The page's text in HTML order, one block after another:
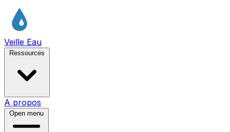
Veille Eau
Ressources
A propos
Open menu